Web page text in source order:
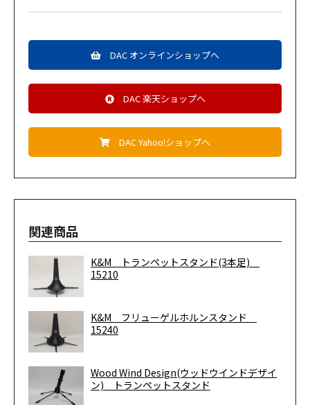
DAC オンラインショップへ
DAC 楽天ショップへ
DAC Yahoo!ショップへ
関連商品
K&M トランペットスタンド(3本足)
15210
K&M フリューゲルホルンスタンド
15240
Wood Wind Design(ウッドウインドデザイ
ン) トランペットスタンド